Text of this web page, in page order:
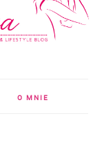
O MNIE